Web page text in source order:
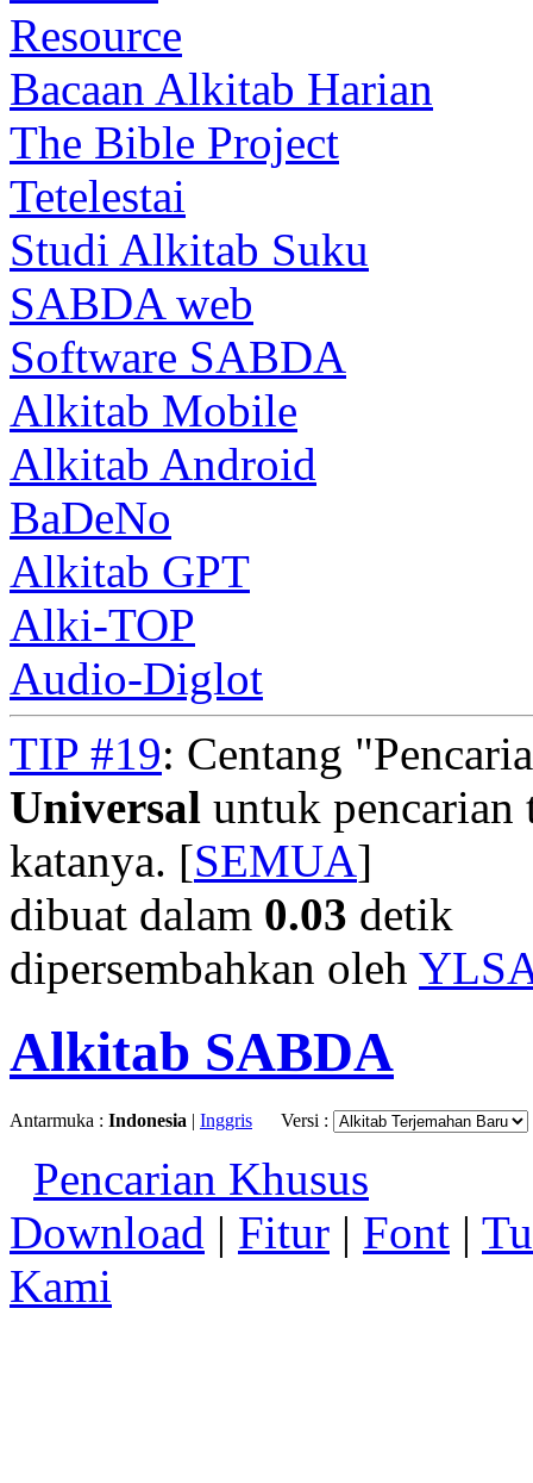
Resource
Bacaan Alkitab Harian
The Bible Project
Tetelestai
Studi Alkitab Suku
SABDA web
Software SABDA
Alkitab Mobile
Alkitab Android
BaDeNo
Alkitab GPT
Alki-TOP
Audio-Diglot
TIP #19: Centang
Universal untuk pencarian
katanya. [SEMUA]
dibuat dalam 0.03 detik
dipersembahkan oleh
Alkitab SABDA
Antarmuka : Indonesia | Inggris Versi :
Pencarian Khusus
Download | Fitur | Font |
Kami